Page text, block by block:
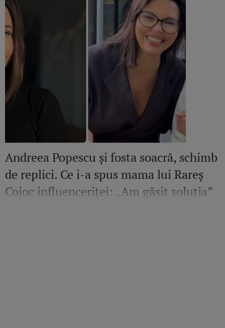
Andreea Popescu și fosta soacră, schimb
de replici. Ce i-a spus mama lui Rareș
Cojoc influenceriței: „Am găsit soluția”